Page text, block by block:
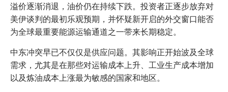
溢价逐渐消退，油价仍在持续下跌。投资者正逐步放弃对
美伊谈判的最初乐观预期，并怀疑新开启的外交窗口能否
为全球最重要能源运输通道之一带来长期稳定。
中东冲突早已不仅仅是供应问题。其影响正开始波及全球
需求，尤其是在那些对运输成本上升、工业生产成本增加
以及炼油成本上涨最为敏感的国家和地区。